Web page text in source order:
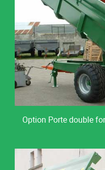
Option Porte double